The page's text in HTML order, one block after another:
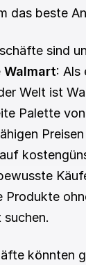
das beste
sind
Walmart: Als
Welt ist
Palette
Produkte
könnten